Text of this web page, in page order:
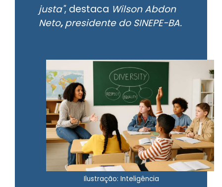
justa", destaca Wilson Abdon
Neto,presidente do SINEPE-BA.
Ilustração: Inteligência